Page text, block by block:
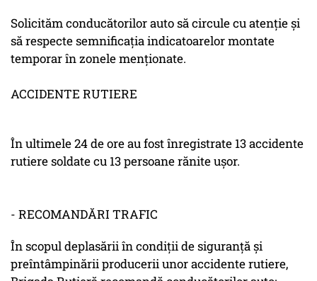
Solicităm conducătorilor auto să circule cu atenţie şi
să respecte semnificaţia indicatoarelor montate
temporar în zonele menţionate.
ACCIDENTE RUTIERE
În ultimele 24 de ore au fost înregistrate 13 accidente
rutiere soldate cu 13 persoane rănite uşor.
- RECOMANDĂRI TRAFIC
În scopul deplasării în condiţii de siguranţă şi
preîntâmpinării producerii unor accidente rutiere,